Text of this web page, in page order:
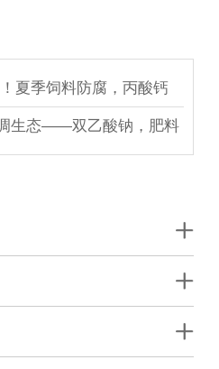
夏季饲料防腐，丙酸钙
生态——双乙酸钠，肥料